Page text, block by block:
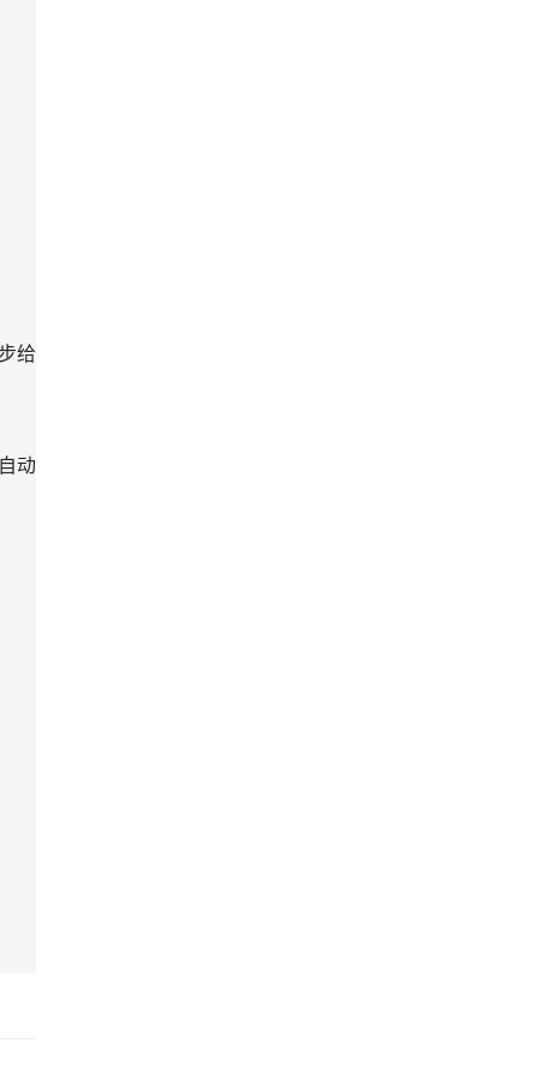
给
动